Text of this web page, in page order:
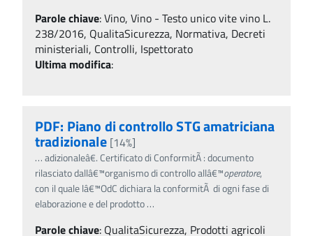
Parole chiave:Vino, Vino - Testo unico vite vino L.
238/2016, QualitaSicurezza, Normativa, Decreti
ministeriali, Controlli, Ispettorato
Ultima modifica:
PDF: Piano di controllo STG amatriciana
tradizionale [14%]
…adizionaleâ€. Certificato di ConformitÃ : documento
rilasciato dallâ€™organismo di controllo allâ€™operatore,
con il quale lâ€™OdC dichiara la conformitÃ di ogni fase di
elaborazione e del prodotto…
Parole chiave: QualitaSicurezza, Prodotti agricoli